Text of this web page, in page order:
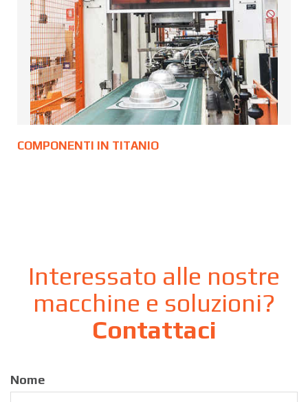
COMPONENTI IN TITANIO
Interessato alle nostre
macchine e soluzioni?
Contattaci
Nome